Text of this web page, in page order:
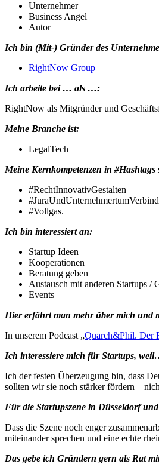
Unternehmer
Business Angel
Autor
Ich bin (Mit-) Gründer des
RightNow Group
Ich arbeite bei … als …:
RightNow als Mitgründer und
Meine Branche ist:
LegalTech
Meine Kernkompetenzen in #Hashtags
#RechtInnovativGestalten
#Vollgas.
Ich bin interessiert an:
Startup Ideen
Kooperationen
Beratung geben
Austausch mit anderen Startups /
Events
Hier erfährt man mehr über mich und
In unserem Podcast „Quarch&Phil. Der
Ich interessiere mich für Startups,
Ich der festen Überzeugung bin, dass
sollten wir sie noch stärker fördern –
Für die Startupszene in Düsseldorf
Dass die Szene noch enger
miteinander sprechen und eine echte
Das gebe ich Gründern gern als Rat